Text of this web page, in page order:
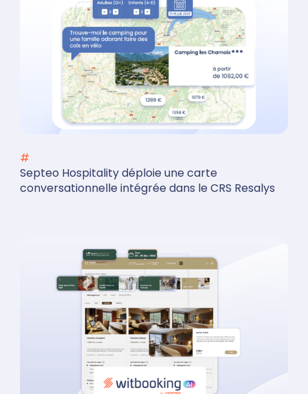
#
Septeo Hospitality déploie une carte
conversationnelle intégrée dans le CRS Resalys